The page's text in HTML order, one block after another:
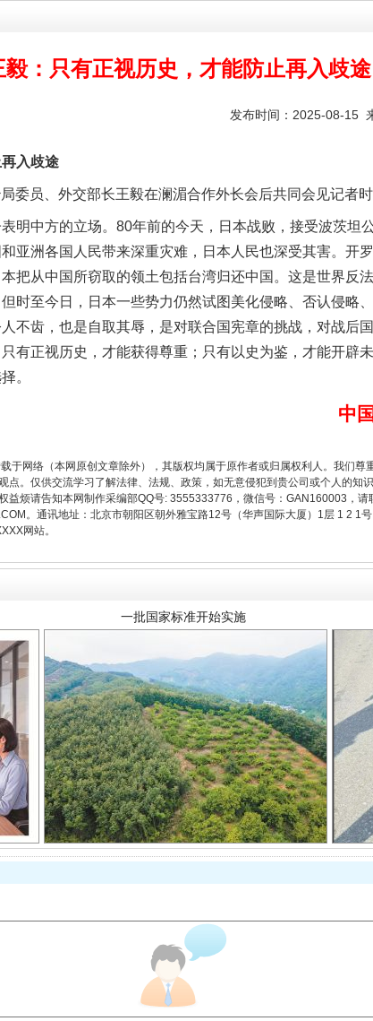
毅：只有正视历史，才能防止再入歧途
发布时间：2025-08-15
入歧途
员、外交部长王毅在澜湄合作外长会后共同会见记者时
中方的立场。80年前的今天，日本战败，接受波茨坦
亚洲各国人民带来深重灾难，日本人民也深受其害。开
把从中国所窃取的领土包括台湾归还中国。这是世界反
时至今日，日本一些势力仍然试图美化侵略、否认侵略
不齿，也是自取其辱，是对联合国宪章的挑战，对战后
有正视历史，才能获得尊重；只有以史为鉴，才能开辟
。
中
于网络（本网原创文章除外），其版权均属于原作者或归属权利人。我们
点。仅供交流学习了解法律、法规、政策，如无意侵犯到贵公司或个人的知
益烦请告知本网制作采编部QQ号: 3555333776，微信号：GAN160003，
。通讯地址：北京市朝阳区朝外雅宝路12号（华声国际大厦）1层 1 2 1
网站。
一纸欠条伤亲情 巡回调解促和解..
法徽映军营 权益有保障
以产业富民促振兴
从幼儿园到大学，有这些资助